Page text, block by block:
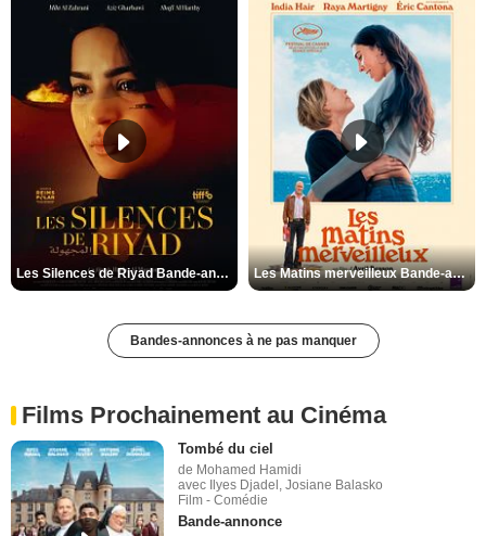
Les Silences de Riyad Bande-annonce VO STFR Les Matins merveilleux Bande-annonce VF
Bandes-annonces à ne pas manquer
Films Prochainement au Cinéma
Tombé du ciel
de Mohamed Hamidi
avec Ilyes Djadel, Josiane Balasko
Film - Comédie
Bande-annonce